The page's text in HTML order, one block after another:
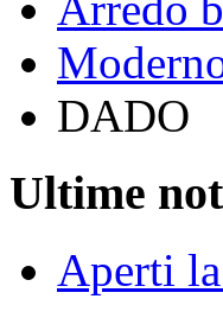
DADO
Ultime
Aperti